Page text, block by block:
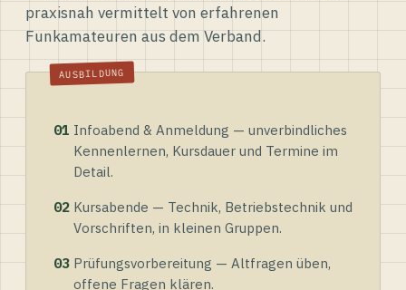
praxisnah vermittelt von erfahrenen
Funkamateuren aus dem Verband.
01 Infoabend & Anmeldung — unverbindliches
Kennenlernen, Kursdauer und Termine im
Detail.
02 Kursabende — Technik, Betriebstechnik und
Vorschriften, in kleinen Gruppen.
03 Prüfungsvorbereitung — Altfragen üben,
offene Fragen klären.